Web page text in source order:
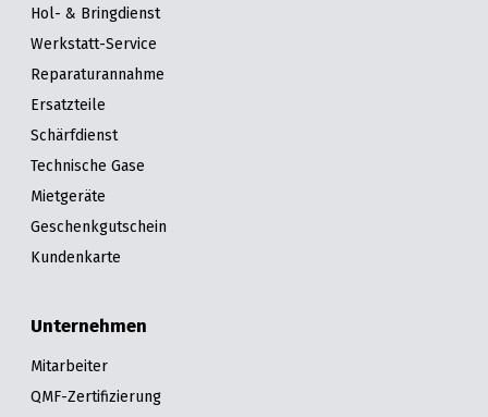
Hol- & Bringdienst
Werkstatt-Service
Reparaturannahme
Ersatzteile
Schärfdienst
Technische Gase
Mietgeräte
Geschenkgutschein
Kundenkarte
Unternehmen
Mitarbeiter
QMF-Zertifizierung